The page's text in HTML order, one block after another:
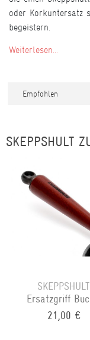
oder Korkuntersatz
begeistern.
Weiterlesen...
SKEPPSHULT
SKEPPSHULT
Ersatzgriff
21,00 €